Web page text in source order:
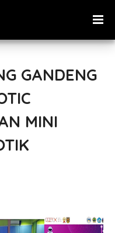
GANDENG
MINI